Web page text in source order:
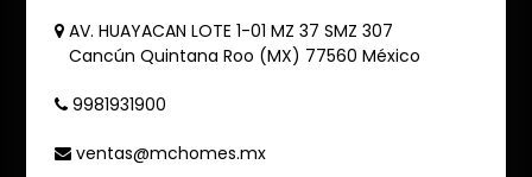
AV. HUAYACAN LOTE 1-01 MZ 37 SMZ 307
Cancún Quintana Roo (MX) 77560 México
9981931900
ventas@mchomes.mx